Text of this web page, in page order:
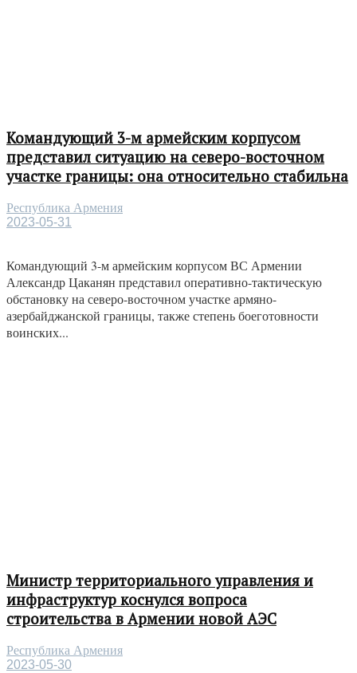
Командующий 3-м армейским корпусом
представил ситуацию на северо-восточном
участке границы: она относительно стабильна
Республика Армения
2023-05-31
Командующий 3-м армейским корпусом ВС Армении
Александр Цаканян представил оперативно-тактическую
обстановку на северо-восточном участке армяно-
азербайджанской границы, также степень боеготовности
воинских...
Министр территориального управления и
инфраструктур коснулся вопроса
строительства в Армении новой АЭС
Республика Армения
2023-05-30